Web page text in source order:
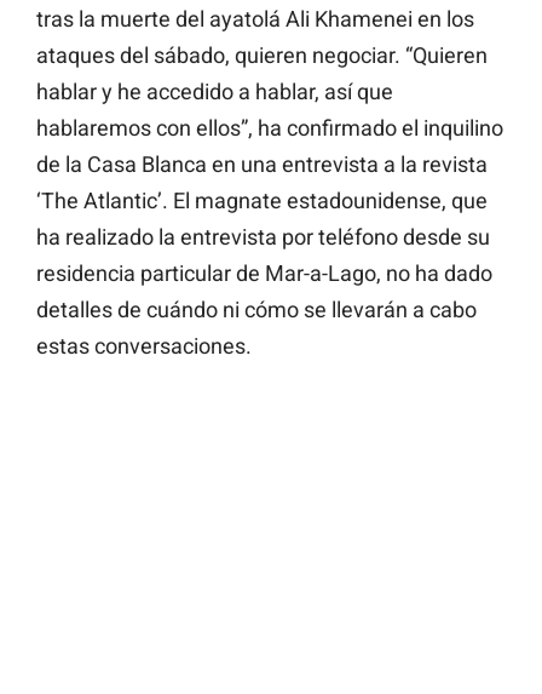
tras la muerte del ayatolá Ali Khamenei en los
ataques del sábado, quieren negociar. “Quieren
hablar y he accedido a hablar, así que
hablaremos con ellos”, ha confirmado el inquilino
de la Casa Blanca en una entrevista a la revista
‘The Atlantic’. El magnate estadounidense, que
ha realizado la entrevista por teléfono desde su
residencia particular de Mar-a-Lago, no ha dado
detalles de cuándo ni cómo se llevarán a cabo
estas conversaciones.